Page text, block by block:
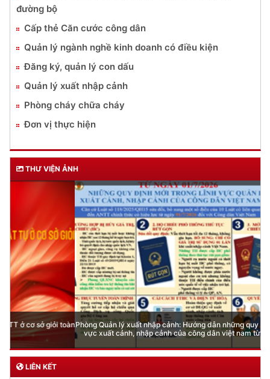
đường bộ
Cấp thẻ Căn cước công dân
Quản lý ngành nghề kinh doanh có điều kiện
Đăng ký, quản lý con dấu
Quản lý xuất nhập cảnh
Phòng cháy chữa cháy
Đơn vị thực hiện
THƯ VIỆN ẢNH
Phòng Quản lý xuất nhập cảnh: Hướng dẫn những quy định mới trong lĩnh
vực xuất cảnh, nhập cảnh của công dân việt nam từ ngày 01/7/2026
LIÊN KẾT